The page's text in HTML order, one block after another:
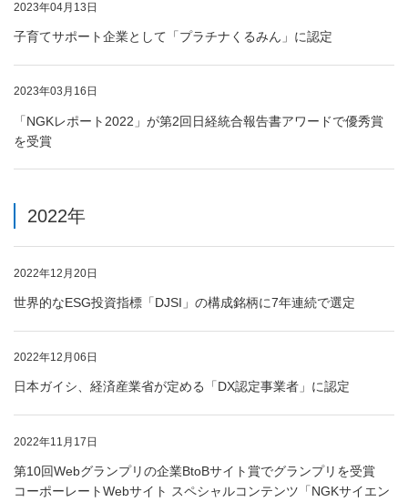
2023年04月13日
子育てサポート企業として「プラチナくるみん」に認定
2023年03月16日
「NGKレポート2022」が第2回日経統合報告書アワードで優秀賞
を受賞
2022年
2022年12月20日
世界的なESG投資指標「DJSI」の構成銘柄に7年連続で選定
2022年12月06日
日本ガイシ、経済産業省が定める「DX認定事業者」に認定
2022年11月17日
第10回Webグランプリの企業BtoBサイト賞でグランプリを受賞
コーポーレートWebサイト スペシャルコンテンツ「NGKサイエン